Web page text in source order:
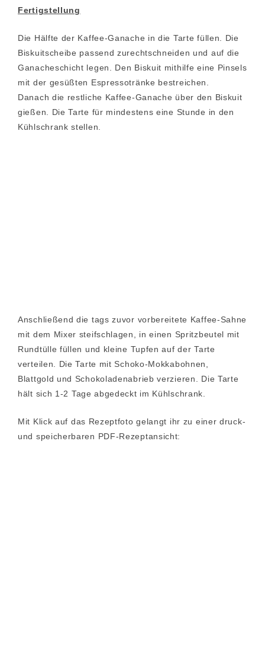
Fertigstellung
Die Hälfte der Kaffee-Ganache in die Tarte füllen. Die
Biskuitscheibe passend zurechtschneiden und auf die
Ganacheschicht legen. Den Biskuit mithilfe eine Pinsels
mit der gesüßten Espressotränke bestreichen.
Danach die restliche Kaffee-Ganache über den Biskuit
gießen. Die Tarte für mindestens eine Stunde in den
Kühlschrank stellen.
Anschließend die tags zuvor vorbereitete Kaffee-Sahne
mit dem Mixer steifschlagen, in einen Spritzbeutel mit
Rundtülle füllen und kleine Tupfen auf der Tarte
verteilen. Die Tarte mit Schoko-Mokkabohnen,
Blattgold und Schokoladenabrieb verzieren. Die Tarte
hält sich 1-2 Tage abgedeckt im Kühlschrank.
Mit Klick auf das Rezeptfoto gelangt ihr zu einer druck-
und speicherbaren PDF-Rezeptansicht: